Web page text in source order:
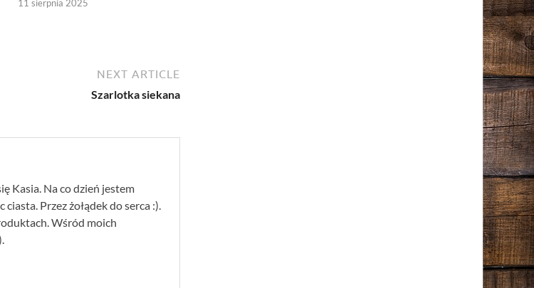
11 sierpnia 2025
NEXT ARTICLE
Szarlotka siekana
Kasia. Na co dzień jestem
Przez żołądek do serca :).
Wśród moich